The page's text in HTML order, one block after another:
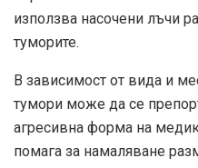
използва насочени лъчи
туморите.
В зависимост от вида и
тумори може да се
агресивна форма на
помага за намаляване